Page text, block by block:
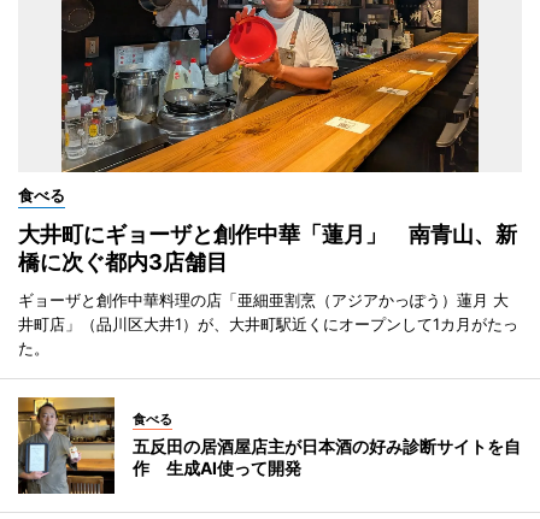
食べる
大井町にギョーザと創作中華「蓮月」 南青山、新
橋に次ぐ都内3店舗目
ギョーザと創作中華料理の店「亜細亜割烹（アジアかっぽう）蓮月 大
井町店」（品川区大井1）が、大井町駅近くにオープンして1カ月がたっ
た。
食べる
五反田の居酒屋店主が日本酒の好み診断サイトを自
作 生成AI使って開発